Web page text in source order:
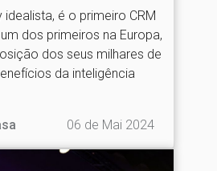
idealista, é o primeiro CRM
dos primeiros na Europa,
dos seus milhares de
da inteligência
06 de Mai 2024